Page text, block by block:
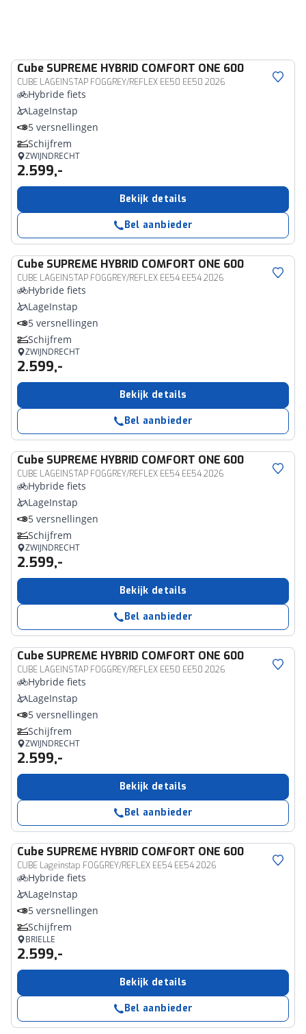
Cube SUPREME HYBRID COMFORT ONE 600
CUBE LAGEINSTAP FOGGREY/REFLEX EE50 EE50 2026
Hybride fiets
LageInstap
5 versnellingen
Schijfrem
ZWIJNDRECHT
2.599,-
Bekijk details
Bel aanbieder
Cube SUPREME HYBRID COMFORT ONE 600
CUBE LAGEINSTAP FOGGREY/REFLEX EE54 EE54 2026
Hybride fiets
LageInstap
5 versnellingen
Schijfrem
ZWIJNDRECHT
2.599,-
Bekijk details
Bel aanbieder
Cube SUPREME HYBRID COMFORT ONE 600
CUBE LAGEINSTAP FOGGREY/REFLEX EE54 EE54 2026
Hybride fiets
LageInstap
5 versnellingen
Schijfrem
ZWIJNDRECHT
2.599,-
Bekijk details
Bel aanbieder
Cube SUPREME HYBRID COMFORT ONE 600
CUBE LAGEINSTAP FOGGREY/REFLEX EE50 EE50 2026
Hybride fiets
LageInstap
5 versnellingen
Schijfrem
ZWIJNDRECHT
2.599,-
Bekijk details
Bel aanbieder
Cube SUPREME HYBRID COMFORT ONE 600
CUBE Lageinstap FOGGREY/REFLEX EE54 EE54 2026
Hybride fiets
LageInstap
5 versnellingen
Schijfrem
BRIELLE
2.599,-
Bekijk details
Bel aanbieder